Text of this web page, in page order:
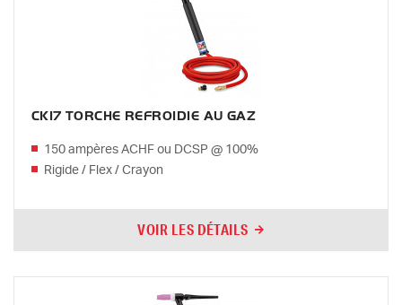
CK17 TORCHE REFROIDIE AU GAZ
150 ampères ACHF ou DCSP @ 100%
Rigide / Flex / Crayon
VOIR LES DÉTAILS